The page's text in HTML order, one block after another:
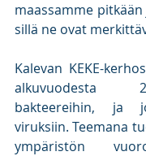
maassamme
sillä ne ovat
Kalevan KEKE-
alkuvuodesta
bakteereihin, ja
viruksiin. Teemana
ympäristön